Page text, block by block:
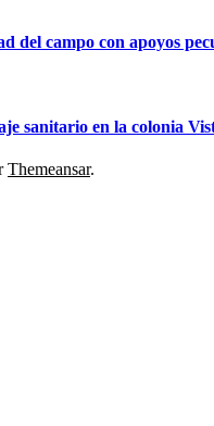
del campo con apoyos
sanitario en la colonia
Themeansar.